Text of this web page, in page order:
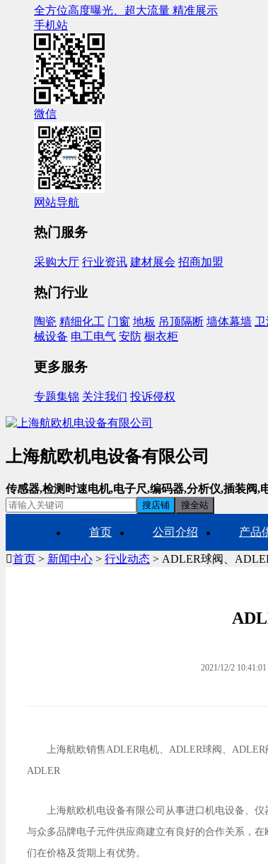
全方位高度曝光、超大流量 精准展示
手机站
微信
网站导航
热门服务
采购大厅 行业资讯 建材展会 招商加盟
热门行业
陶瓷 精细化工 门窗 地板 吊顶隔断 墙体幕墙
械设备 电工电气 安防 橱衣柜
更多服务
专题集锦 关注我们 投诉侵权
上海航欧机电设备有限公司
传感器,检测时速电机,电子尺,编码器,分析仪,插装阀,
搜店铺 搜全站
首页 公司介绍 产品
首页 > 新闻中心 > 行业动态 > ADLER球阀、
2021/12/2 10:41:01
上海航欧销售ADLER电机、ADLER球阀、
ADLER
上海航欧机电设备有限公司从事进口机电设备、
与众多品牌电子元件供应商建立有良好的合作关系，
们在价格及货期上有优势。